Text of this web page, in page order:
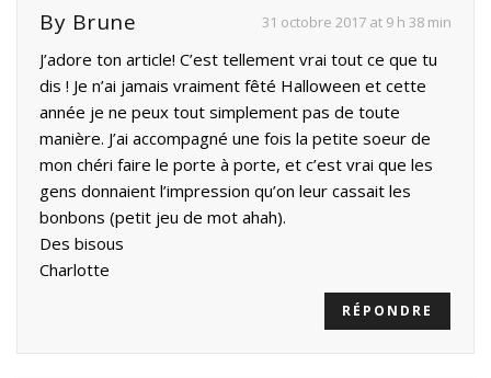
By Brune 31 octobre 2017 at 9 h 38 min
J’adore ton article! C’est tellement vrai tout ce que tu
dis ! Je n’ai jamais vraiment fêté Halloween et cette
année je ne peux tout simplement pas de toute
manière. J’ai accompagné une fois la petite soeur de
mon chéri faire le porte à porte, et c’est vrai que les
gens donnaient l’impression qu’on leur cassait les
bonbons (petit jeu de mot ahah).
Des bisous
Charlotte
RÉPONDRE